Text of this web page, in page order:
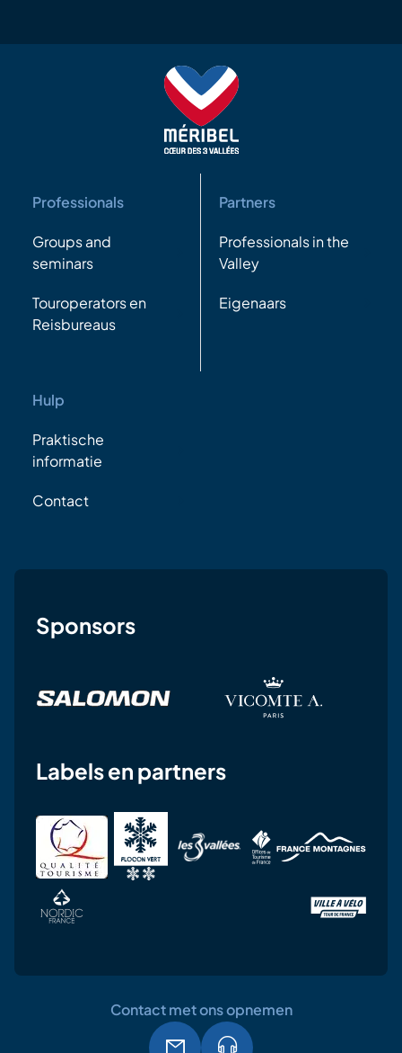
Professionals
Groups and
seminars
Touroperators en
Reisbureaus
Partners
Professionals in the
Valley
Eigenaars
Hulp
Praktische
informatie
Contact
Sponsors
Labels en partners
Contact met ons opnemen